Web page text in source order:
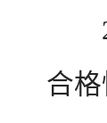
合